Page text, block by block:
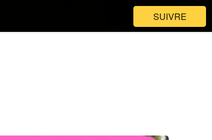
SUIVRE